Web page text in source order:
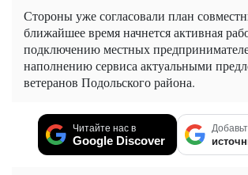
Стороны уже согласовали план
ближайшее время начнется активная
подключению местных
наполнению сервиса актуальными
ветеранов Подольского района.
Читайте нас в
Google Discover